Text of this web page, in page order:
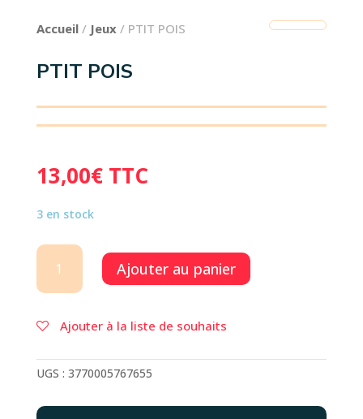
Accueil/ Jeux/ PTIT POIS
PTIT POIS
13,00€ TTC
3 en stock
quantité
PTIT
Ajouter au panier
Ajouter à la liste de souhaits
UGS : 3770005767655